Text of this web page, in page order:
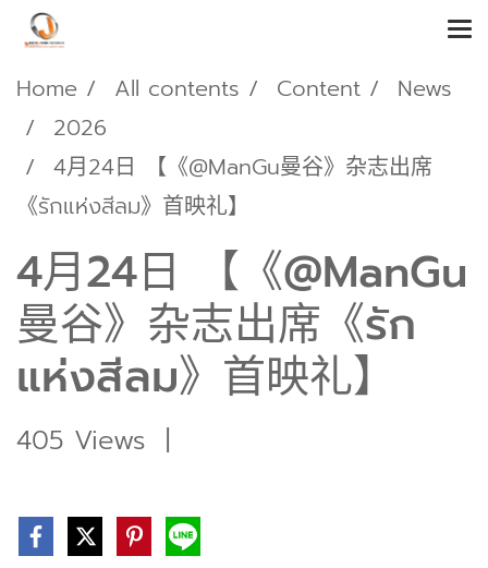
Home All contents Content
News
2026
4月24日 【《@ManGu曼谷》杂志出席
《รักแห่งสีลม》首映礼】
4月24日 【《@ManGu
曼谷》杂志出席《รัก
แห่งสีลม》首映礼】
405 Views |